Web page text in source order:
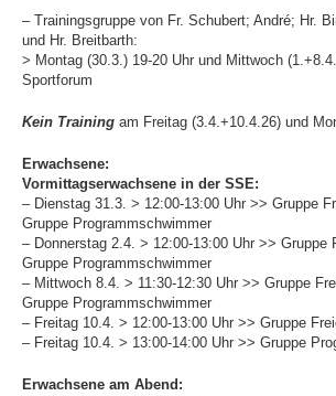
Schwimmprojekt Sulzfelder
Straße
News
Termine
Bestenliste
Trainingszeiten
Termine
Wettkämpfe
Trainingslager
Sonstige Veranstaltungen
– Trainingsgruppe von Fr. Schubert; André; Hr.
und Hr. Breitbarth:
> Montag (30.3.) 19-20 Uhr und Mittwoch
Sportforum
Kein Trainingam Freitag (3.4.+10.4.26) und
Erwachsene:
Vormittagserwachsene in der SSE:
– Dienstag 31.3. > 12:00-13:00 Uhr >> Gruppe
Gruppe Programmschwimmer
– Donnerstag 2.4. > 12:00-13:00 Uhr >> Gruppe
Gruppe Programmschwimmer
– Mittwoch 8.4. > 11:30-12:30 Uhr >> Gruppe
Gruppe Programmschwimmer
– Freitag 10.4. > 12:00-13:00 Uhr >> Gruppe
– Freitag 10.4. > 13:00-14:00 Uhr >> Gruppe
Erwachsene am Abend: